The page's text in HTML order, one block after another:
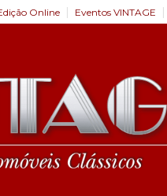
Online Eventos VINTAGE